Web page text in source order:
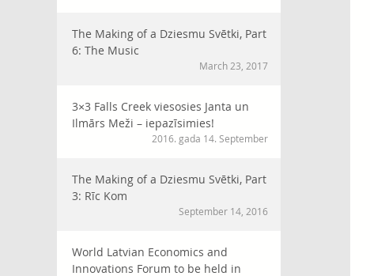
The Making of a Dziesmu Svētki, Part
6: The Music
March 23, 2017
3×3 Falls Creek viesosies Janta un
Ilmārs Meži – iepazīsimies!
2016. gada 14. September
The Making of a Dziesmu Svētki, Part
3: Rīc Kom
September 14, 2016
World Latvian Economics and
Innovations Forum to be held in